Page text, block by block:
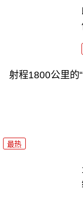
射程1800公里的“
最热